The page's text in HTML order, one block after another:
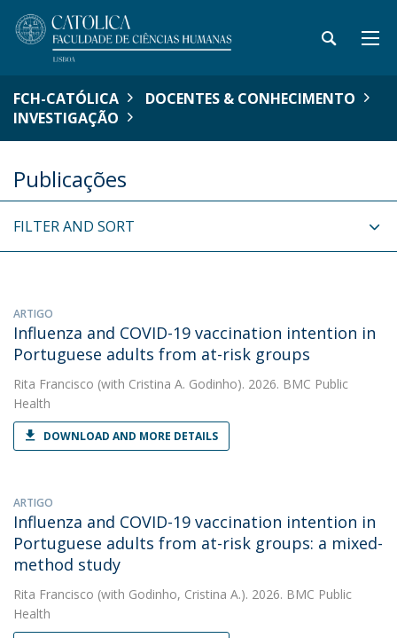
FCH-CATÓLICA
DOCENTES & CONHECIMENTO
INVESTIGAÇÃO
Publicações
FILTER AND SORT
ARTIGO
Influenza and COVID-19 vaccination intention in
Portuguese adults from at-risk groups
Rita Francisco (with Cristina A. Godinho). 2026. BMC Public
Health
DOWNLOAD AND MORE DETAILS
ARTIGO
Influenza and COVID-19 vaccination intention in
Portuguese adults from at-risk groups: a mixed-
method study
Rita Francisco (with Godinho, Cristina A.). 2026. BMC Public
Health